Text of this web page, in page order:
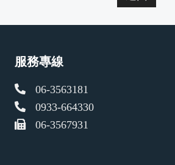
服務專線
06-3563181
0933-664330
06-3567931